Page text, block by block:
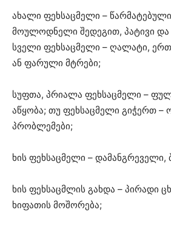
ახალი ფეხსაცმელი – წარმატებული
მოულოდნელი შედეგით, პატივი და
სველი ფეხსაცმელი – ღალატი,
ან ფარული მტრები;
სუფთა, პრიალა ფეხსაცმელი –
აწყობა; თუ ფეხსაცმელი გიჭერთ –
პრობლემები;
ხის ფეხსაცმელი – დამანგრეველი,
ხის ფეხსაცმლის გახდა – პირადი
ხიფათის მოშორება;